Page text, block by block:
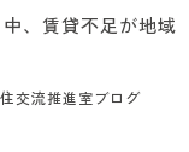
、賃貸不足が地域
交流推進室ブログ